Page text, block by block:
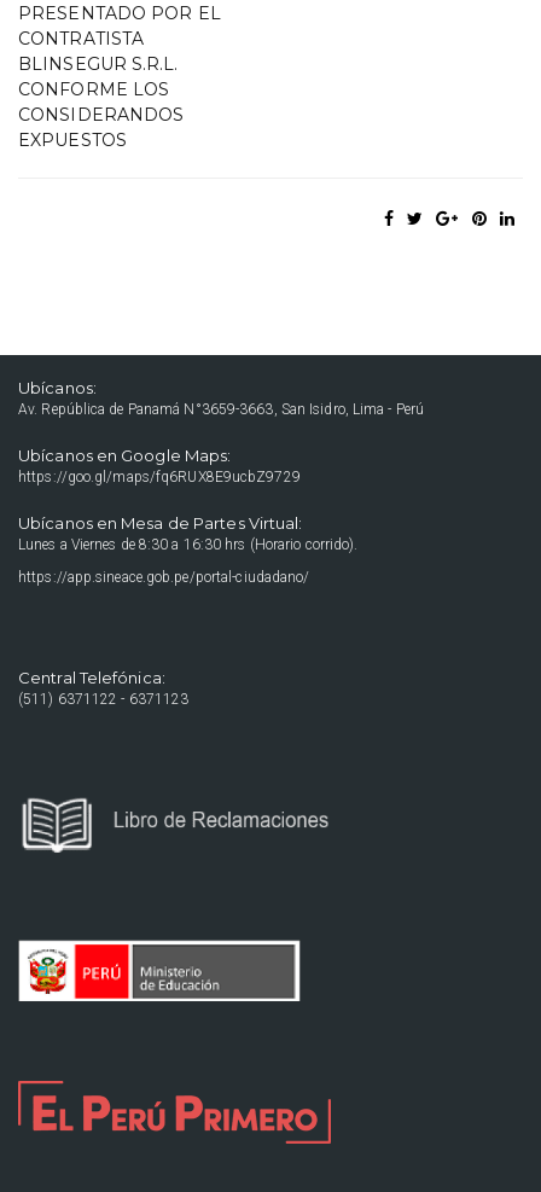
PRESENTADO POR EL
CONTRATISTA
BLINSEGUR S.R.L.
CONFORME LOS
CONSIDERANDOS
EXPUESTOS
Ubícanos:
Av. República de Panamá N°3659-3663, San Isidro, Lima - Perú
Ubícanos en Google Maps:
https://goo.gl/maps/fq6RUX8E9ucbZ9729
Ubícanos en Mesa de Partes Virtual:
Lunes a Viernes de 8:30 a 16:30 hrs (Horario corrido).
https://app.sineace.gob.pe/portal-ciudadano/
Central Telefónica:
(511) 6371122 - 6371123